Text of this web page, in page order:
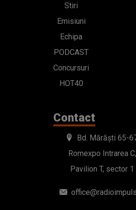
Stiri
Emisiuni
Echipa
PODCAST
Concursuri
HOT40
Contact
Bd. Mărăști 65-
Romexpo Intrarea C,
Pavilion T, sector 1